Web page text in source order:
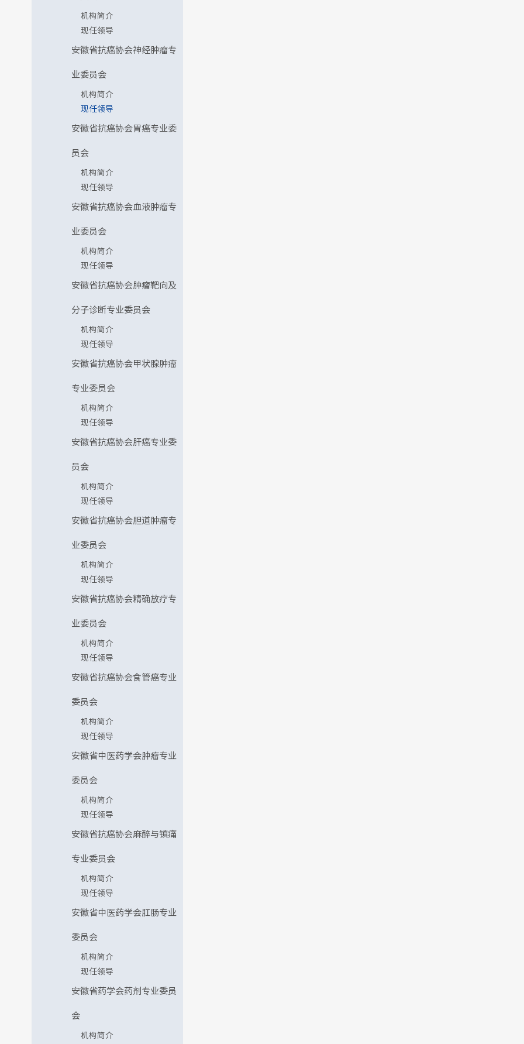
机构简介
现任领导
安徽省抗癌协会神经肿瘤专
业委员会
机构简介
现任领导
安徽省抗癌协会胃癌专业委
员会
机构简介
现任领导
安徽省抗癌协会血液肿瘤专
业委员会
机构简介
现任领导
安徽省抗癌协会肿瘤靶向及
分子诊断专业委员会
机构简介
现任领导
安徽省抗癌协会甲状腺肿瘤
专业委员会
机构简介
现任领导
安徽省抗癌协会肝癌专业委
员会
机构简介
现任领导
安徽省抗癌协会胆道肿瘤专
业委员会
机构简介
现任领导
安徽省抗癌协会精确放疗专
业委员会
机构简介
现任领导
安徽省抗癌协会食管癌专业
委员会
机构简介
现任领导
安徽省中医药学会肿瘤专业
委员会
机构简介
现任领导
安徽省抗癌协会麻醉与镇痛
专业委员会
机构简介
现任领导
安徽省中医药学会肛肠专业
委员会
机构简介
现任领导
安徽省药学会药剂专业委员
会
机构简介